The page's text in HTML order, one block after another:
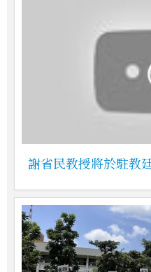
謝省民教授將於駐教